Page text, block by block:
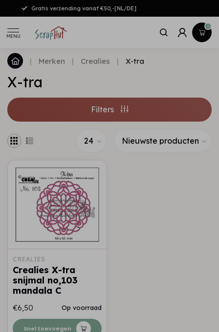
Gratis verzending vanaf €50,-[NL/DE]
MENU
0
| Merken | Crealies | X-tra
X-tra
Filters
CREALIES
Crealies X-tra
snijmal no,103
mandala C
€6,50 Op voorraad
Snel toevoegen